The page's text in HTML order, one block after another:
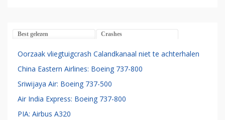
Best gelezen Crashes
Oorzaak vliegtuigcrash Calandkanaal niet te achterhalen
China Eastern Airlines: Boeing 737-800
Sriwijaya Air: Boeing 737-500
Air India Express: Boeing 737-800
PIA: Airbus A320